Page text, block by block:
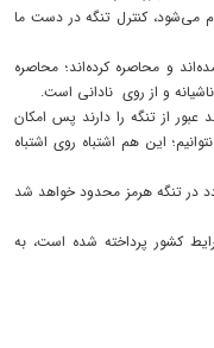
می‌شود، کنترل تنگه در دست ما
و محاصره کرده‌اند؛ محاصره
و از روی نادانی است‌.
عبور از تنگه را دارند پس امکان
این هم اشتباه روی اشتباه
در تنگه هرمز محدود خواهد شد
کشور پرداخته شده است، به